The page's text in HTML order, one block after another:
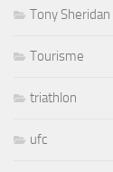
Tony Sheridan
Tourisme
triathlon
ufc